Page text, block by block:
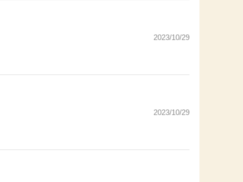
2023/10/29
2023/10/29